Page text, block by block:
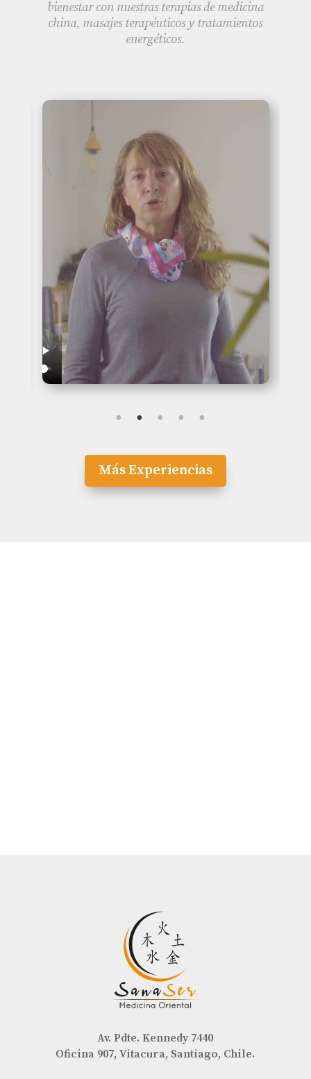
bienestar con nuestras terapias de medicina
china, masajes terapéuticos y tratamientos
energéticos.
Más Experiencias
Av. Pdte. Kennedy 7440
Oficina 907, Vitacura, Santiago, Chile.